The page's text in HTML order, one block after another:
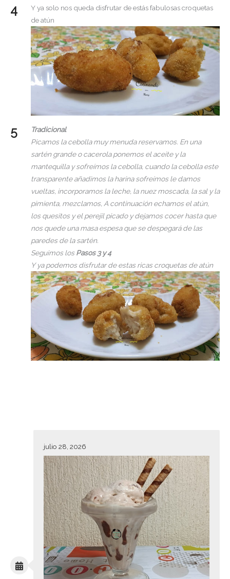
Y ya solo nos queda disfrutar de estás fabulosas croquetas
de atún
Tradicional
Picamos la cebolla muy menuda reservamos. En una
sartén grande o cacerola ponemos el aceite y la
mantequilla y sofreímos la cebolla, cuando la cebolla este
transparente añadimos la harina sofreímos le damos
vueltas, incorporamos la leche, la nuez moscada, la sal y la
pimienta, mezclamos, A continuación echamos el atún,
los quesitos y el perejil picado y dejamos cocer hasta que
nos quede una masa espesa que se despegará de las
paredes de la sartén.
Seguimos losPasos 3 y 4
Y ya podemos disfrutar de estas ricas croquetas de atún
julio 28, 2026